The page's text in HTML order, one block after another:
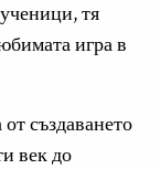
тя
игра в
създаването
век до